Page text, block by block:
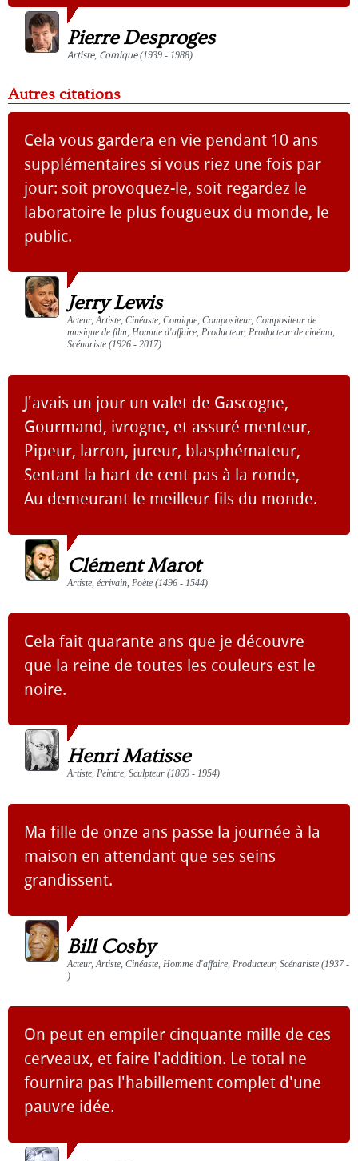
Pierre Desproges
Artiste, Comique(1939 - 1988)
Autres citations
Cela vous gardera en vie pendant 10 ans
supplémentaires si vous riez une fois par
jour: soit provoquez-le, soit regardez le
laboratoire le plus fougueux du monde, le
public.
Jerry Lewis
Acteur, Artiste, Cinéaste, Comique, Compositeur, Compositeur de
musique de film, Homme d'affaire, Producteur, Producteur de cinéma,
Scénariste (1926 - 2017)
J'avais un jour un valet de Gascogne,
Gourmand, ivrogne, et assuré menteur,
Pipeur, larron, jureur, blasphémateur,
Sentant la hart de cent pas à la ronde,
Au demeurant le meilleur fils du monde.
Clément Marot
Artiste, écrivain, Poète (1496 - 1544)
Cela fait quarante ans que je découvre
que la reine de toutes les couleurs est le
noire.
Henri Matisse
Artiste, Peintre, Sculpteur (1869 - 1954)
Ma fille de onze ans passe la journée à la
maison en attendant que ses seins
grandissent.
Bill Cosby
Acteur, Artiste, Cinéaste, Homme d'affaire, Producteur, Scénariste (1937 -
)
On peut en empiler cinquante mille de ces
cerveaux, et faire l'addition. Le total ne
fournira pas l'habillement complet d'une
pauvre idée.